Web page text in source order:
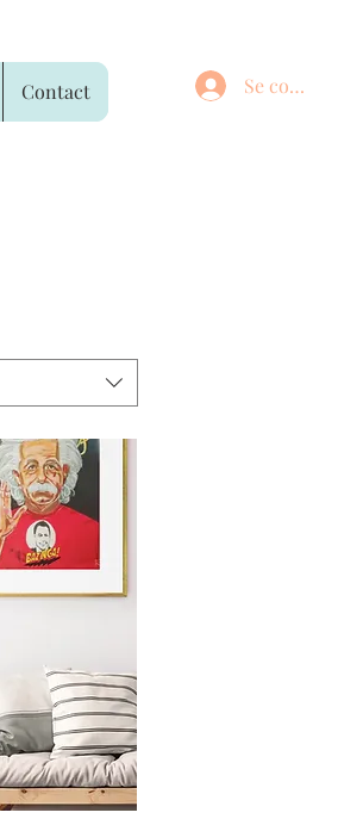
Contact Se connecter